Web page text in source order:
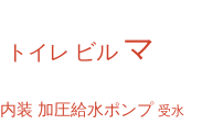
トイレ ビル マ
内装 加圧給水ポンプ 受水